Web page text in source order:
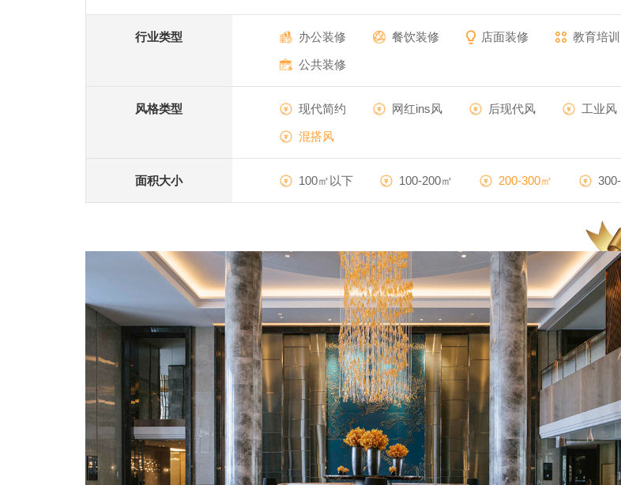
行业类型 办公装修 餐饮装修 店面装修 教育培训
公共装修
风格类型 现代简约 网红ins风 后现代风 工业风
混搭风
面积大小 100㎡以下 100-200㎡ 200-300㎡
卓越铂尔曼酒店
五星级酒店 | 28000m² | 混搭风
查看详情 算算这么装修多少钱